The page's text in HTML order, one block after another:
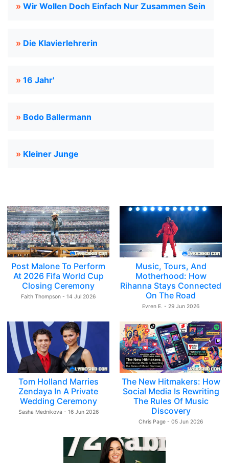
» Wir Wollen Doch Einfach Nur Zusammen Sein
» Die Klavierlehrerin
» 16 Jahr'
» Bodo Ballermann
» Kleiner Junge
Post Malone To Perform
At 2026 Fifa World Cup
Closing Ceremony
Faith Thompson - 14 Jul 2026
Music, Tours, And
Motherhood: How
Rihanna Stays Connected
On The Road
Evren E. - 29 Jun 2026
Tom Holland Marries
Zendaya In A Private
Wedding Ceremony
Sasha Mednikova - 16 Jun 2026
The New Hitmakers: How
Social Media Is Rewriting
The Rules Of Music
Discovery
Chris Page - 05 Jun 2026